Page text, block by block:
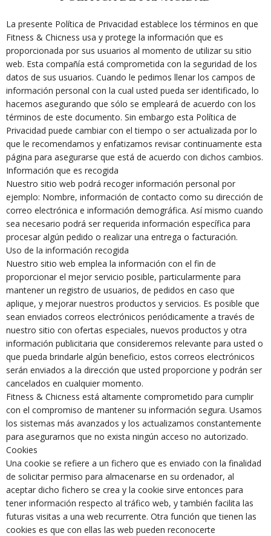
La presente Política de Privacidad establece los términos en que
Fitness & Chicness usa y protege la información que es
proporcionada por sus usuarios al momento de utilizar su sitio
web. Esta compañía está comprometida con la seguridad de los
datos de sus usuarios. Cuando le pedimos llenar los campos de
información personal con la cual usted pueda ser identificado, lo
hacemos asegurando que sólo se empleará de acuerdo con los
términos de este documento. Sin embargo esta Política de
Privacidad puede cambiar con el tiempo o ser actualizada por lo
que le recomendamos y enfatizamos revisar continuamente esta
página para asegurarse que está de acuerdo con dichos cambios.
Información que es recogida
Nuestro sitio web podrá recoger información personal por
ejemplo: Nombre, información de contacto como su dirección de
correo electrónica e información demográfica. Así mismo cuando
sea necesario podrá ser requerida información específica para
procesar algún pedido o realizar una entrega o facturación.
Uso de la información recogida
Nuestro sitio web emplea la información con el fin de
proporcionar el mejor servicio posible, particularmente para
mantener un registro de usuarios, de pedidos en caso que
aplique, y mejorar nuestros productos y servicios. Es posible que
sean enviados correos electrónicos periódicamente a través de
nuestro sitio con ofertas especiales, nuevos productos y otra
información publicitaria que consideremos relevante para usted o
que pueda brindarle algún beneficio, estos correos electrónicos
serán enviados a la dirección que usted proporcione y podrán ser
cancelados en cualquier momento.
Fitness & Chicness está altamente comprometido para cumplir
con el compromiso de mantener su información segura. Usamos
los sistemas más avanzados y los actualizamos constantemente
para asegurarnos que no exista ningún acceso no autorizado.
Cookies
Una cookie se refiere a un fichero que es enviado con la finalidad
de solicitar permiso para almacenarse en su ordenador, al
aceptar dicho fichero se crea y la cookie sirve entonces para
tener información respecto al tráfico web, y también facilita las
futuras visitas a una web recurrente. Otra función que tienen las
cookies es que con ellas las web pueden reconocerte